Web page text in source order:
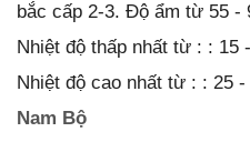
bắc cấp 2-3. Độ ẩm từ 55 -
Nhiệt độ thấp nhất từ : : 15
Nhiệt độ cao nhất từ : : 25
Nam Bộ